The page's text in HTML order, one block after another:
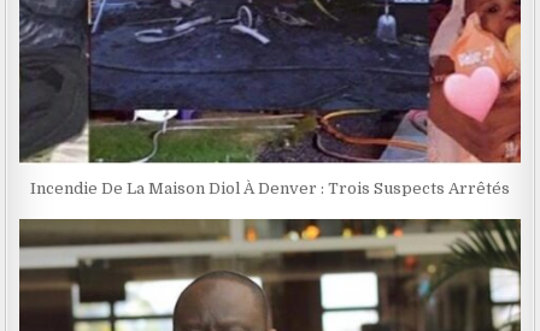
Incendie De La Maison Diol À Denver : Trois Suspects Arrêtés